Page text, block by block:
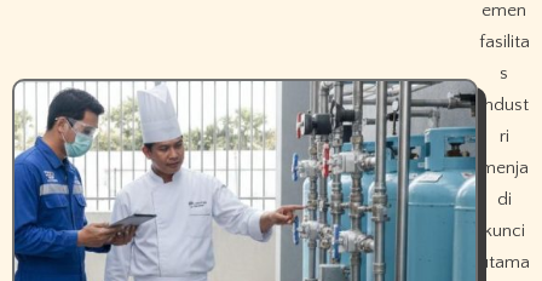
emen
fasilita
s
indust
ri
menja
di
kunci
utama